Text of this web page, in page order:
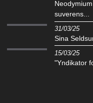
suverens...
31/03/25
Sina
15/03/25
"Yndikator